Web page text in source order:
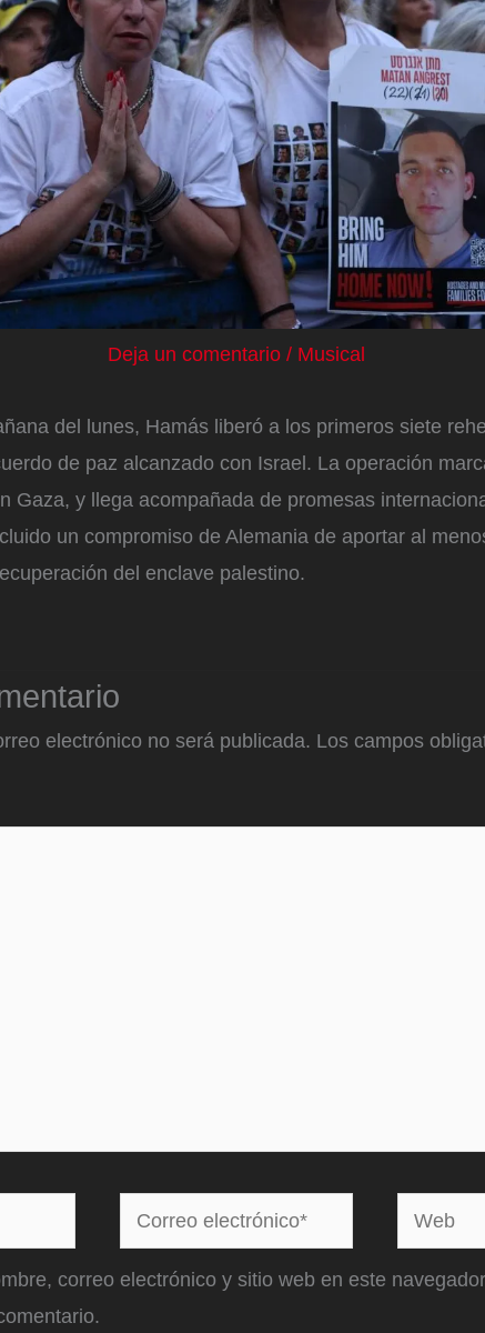
Deja un comentario / Musical
del lunes, Hamás liberó a los primeros siete
de paz alcanzado con Israel. La operación
Gaza, y llega acompañada de promesas
un compromiso de Alemania de aportar al
del enclave palestino.
electrónico no será publicada. Los campos
Correo
electrónico*
Web
correo electrónico y sitio web en este